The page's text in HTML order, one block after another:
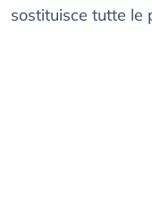
sostituisce tutte le